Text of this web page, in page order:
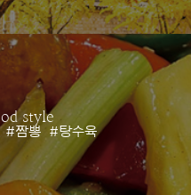
style
#짬뽕 #탕수육